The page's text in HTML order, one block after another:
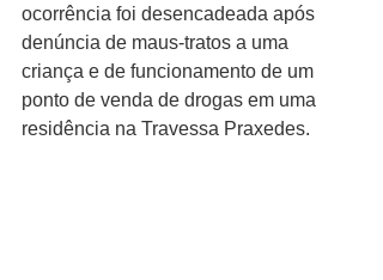
ocorrência foi desencadeada após
denúncia de maus-tratos a uma
criança e de funcionamento de um
ponto de venda de drogas em uma
residência na Travessa Praxedes.